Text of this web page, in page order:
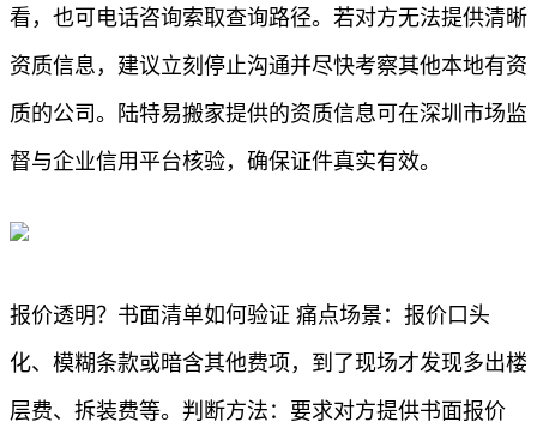
看，也可电话咨询索取查询路径。若对方无法提供清晰
资质信息，建议立刻停止沟通并尽快考察其他本地有资
质的公司。陆特易搬家提供的资质信息可在深圳市场监
督与企业信用平台核验，确保证件真实有效。
报价透明？书面清单如何验证 痛点场景：报价口头
化、模糊条款或暗含其他费项，到了现场才发现多出楼
层费、拆装费等。判断方法：要求对方提供书面报价